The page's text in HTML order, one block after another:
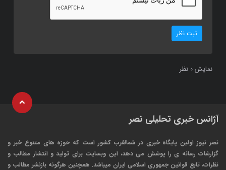
ثبت نظر
نمایش 0 نظر
آژانس خبری تحلیلی نصر
نصر نیوز اولین پایگاه خبری در شمالغرب کشور است که حوزه های متنوع خبر و
گزارشات رسانه ی را پوشش می دهد، این وبسایت برای تولید و انتشار مطالب و
نظرات، تابع قوانین جمهوری اسلامی ایران میباشد. همچنین هرگونه بازنشر مطالب و